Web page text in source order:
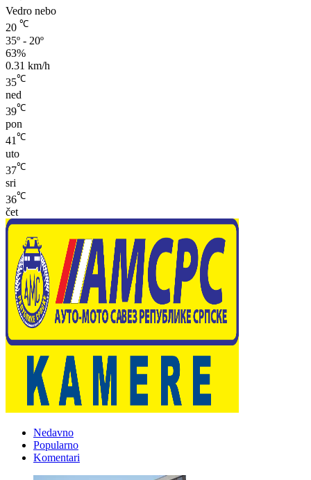
Vedro nebo
20 ℃
35º - 20º
63%
0.31 km/h
35℃
ned
39℃
pon
41℃
uto
37℃
sri
36℃
čet
Nedavno
Popularno
Komentari